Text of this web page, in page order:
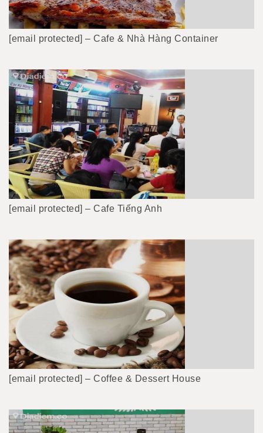
[email protected] – Cafe & Nhà Hàng Container
[email protected] – Cafe Tiếng Anh
[email protected] – Coffee & Dessert House